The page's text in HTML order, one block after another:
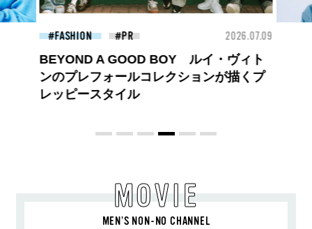
BEAUTY 2026.07.09
夏のパーマ、さらにあか抜け。N.（エヌ
ドット）のスタイリングアイテムで作る
旬ヘアのテクニックを、人気３サロンに
MOVIE
MEN’S NON-NO CHANNEL